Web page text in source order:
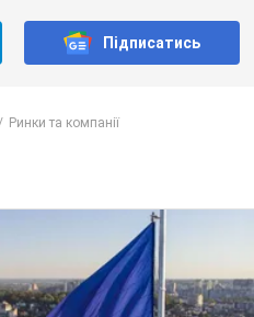
Підписатись
Ринки та компанії